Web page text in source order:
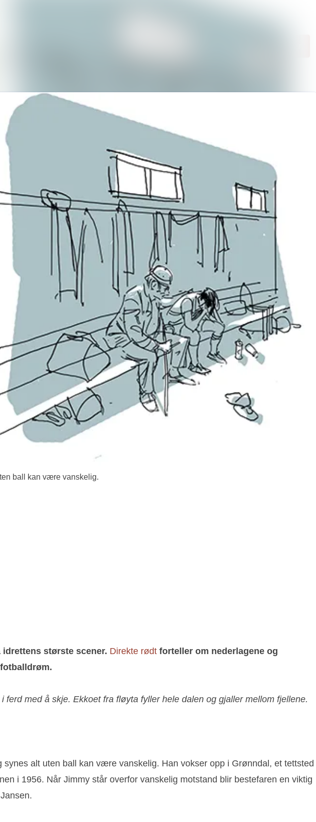
ball kan være vanskelig.
største scener. Direkte rødt forteller om nederlagene og
med å skje. Ekkoet fra fløyta fyller hele dalen og gjaller mellom fjellene.
alt uten ball kan være vanskelig. Han vokser opp i Grønndal, et tettsted
i 1956. Når Jimmy står overfor vanskelig motstand blir bestefaren en viktig